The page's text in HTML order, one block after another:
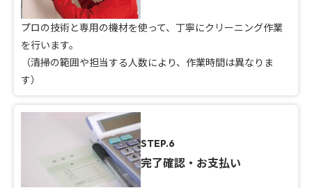
プロの技術と専用の機材を使って、丁寧にクリーニング作業
を行います。
（清掃の範囲や担当する人数により、作業時間は異なりま
す）
STEP.6
完了確認・お支払い